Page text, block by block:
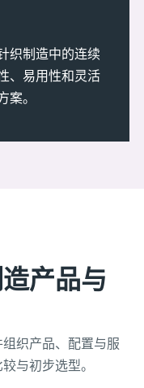
织制造中的连续
、易用性和灵活
。
产品与
织产品、配置与服
与初步选型。